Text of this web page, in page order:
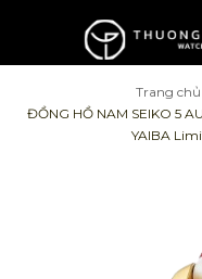
Trang chủ
ĐỒNG HỒ NAM SEIKO 5
YAIBA